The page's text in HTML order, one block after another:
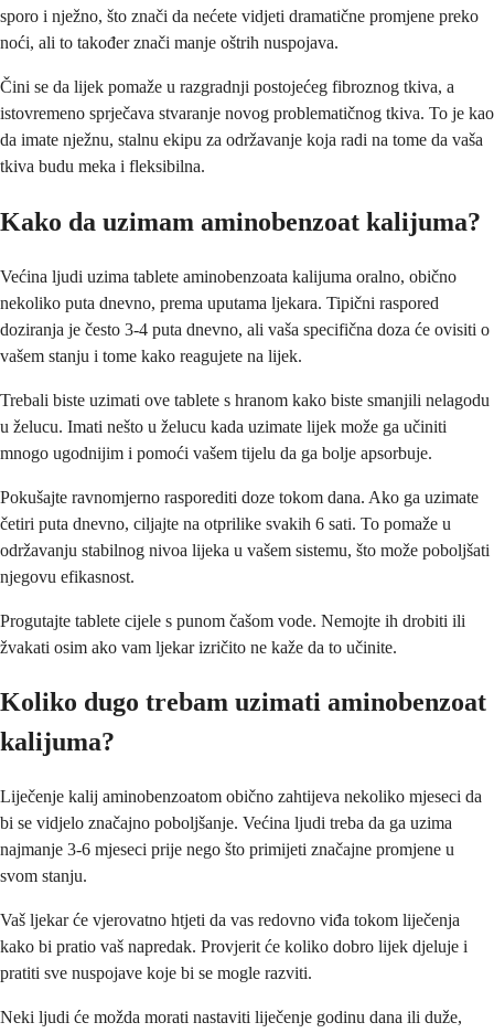
sporo i nježno, što znači da nećete vidjeti dramatične promjene preko
noći, ali to također znači manje oštrih nuspojava.
Čini se da lijek pomaže u razgradnji postojećeg fibroznog tkiva, a
istovremeno sprječava stvaranje novog problematičnog tkiva. To je kao
da imate nježnu, stalnu ekipu za održavanje koja radi na tome da vaša
tkiva budu meka i fleksibilna.
Kako da uzimam aminobenzoat kalijuma?
Većina ljudi uzima tablete aminobenzoata kalijuma oralno, obično
nekoliko puta dnevno, prema uputama ljekara. Tipični raspored
doziranja je često 3-4 puta dnevno, ali vaša specifična doza će ovisiti o
vašem stanju i tome kako reagujete na lijek.
Trebali biste uzimati ove tablete s hranom kako biste smanjili nelagodu
u želucu. Imati nešto u želucu kada uzimate lijek može ga učiniti
mnogo ugodnijim i pomoći vašem tijelu da ga bolje apsorbuje.
Pokušajte ravnomjerno rasporediti doze tokom dana. Ako ga uzimate
četiri puta dnevno, ciljajte na otprilike svakih 6 sati. To pomaže u
održavanju stabilnog nivoa lijeka u vašem sistemu, što može poboljšati
njegovu efikasnost.
Progutajte tablete cijele s punom čašom vode. Nemojte ih drobiti ili
žvakati osim ako vam ljekar izričito ne kaže da to učinite.
Koliko dugo trebam uzimati aminobenzoat
kalijuma?
Liječenje kalij aminobenzoatom obično zahtijeva nekoliko mjeseci da
bi se vidjelo značajno poboljšanje. Većina ljudi treba da ga uzima
najmanje 3-6 mjeseci prije nego što primijeti značajne promjene u
svom stanju.
Vaš ljekar će vjerovatno htjeti da vas redovno viđa tokom liječenja
kako bi pratio vaš napredak. Provjerit će koliko dobro lijek djeluje i
pratiti sve nuspojave koje bi se mogle razviti.
Neki ljudi će možda morati nastaviti liječenje godinu dana ili duže,